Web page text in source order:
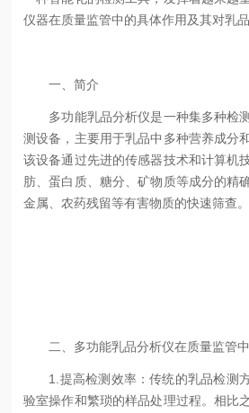
仪器在质量监管中的具体作用及其对乳品
一、简介
多功能乳品分析仪是一种集多种检
测设备，主要用于乳品中多种营养成分
该设备通过先进的传感器技术和计算机
肪、蛋白质、糖分、矿物质等成分的精
金属、农药残留等有害物质的快速筛查。
二、多功能乳品分析仪在质量监管
1.提高检测效率：传统的乳品检测
验室操作和繁琐的样品处理过程。相比